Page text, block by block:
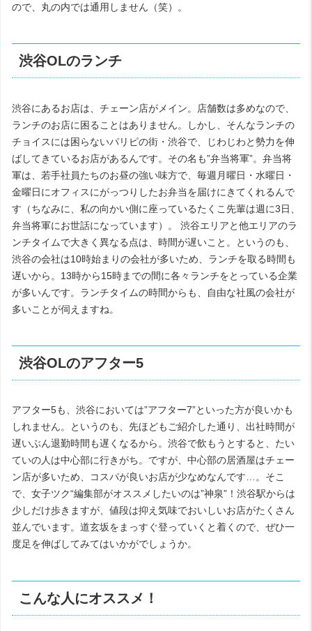
ので、丸の内では通用しません（笑）。
渋谷OLのランチ
渋谷にあるお店は、チェーン店がメイン。店舗数は多めなので、
ランチのお店に困ることはありません。しかし、そんなランチの
チョイスには困らないパリピの街・渋谷で、じわじわと勢力を伸
ばしてきているお店があるんです。その名も”弁当将軍”。弁当将
軍は、若手社員たちのお昼の強い味方で、毎週月曜日・水曜日・
金曜日にオフィスにがっつりしたお弁当を届けにきてくれるんで
す（ちなみに、私の向かい側に座っているたくこ先輩は週に3日、
弁当将軍にお世話になっています）。 渋谷エリアと他エリアのラ
ンチタイムで大きく異なる点は、時間が遅いこと。というのも、
渋谷の会社は10時始まりの会社が多いため、ランチを取る時間も
遅いから。13時から15時までの間に各々ランチをとっている企業
が多いんです。ランチタイムの時間からも、自由な社風の会社が
多いことが伺えますね。
渋谷OLのアフター5
アフター5も、渋谷においては”アフター7”といった方が良いかも
しれません。というのも、先ほどもご紹介した通り、出社時間が
遅いぶん退勤時間も遅くなるから。渋谷で飲もうとすると、たい
ていの人は中心部に行きがち。ですが、中心部の居酒屋はチェー
ン店が多いため、コスパが良いお店が少なめなんです…。そこ
で、女子ツク“編集部がオススメしたいのは”神泉”！渋谷駅からは
少しだけ歩きますが、値段は抑え気味でおいしいお店がたくさん
並んでいます。道玄坂をまっすぐ登っていくと着くので、ぜひ一
度足を伸ばしてみてはいかがでしょうか。
こんな人にオススメ！